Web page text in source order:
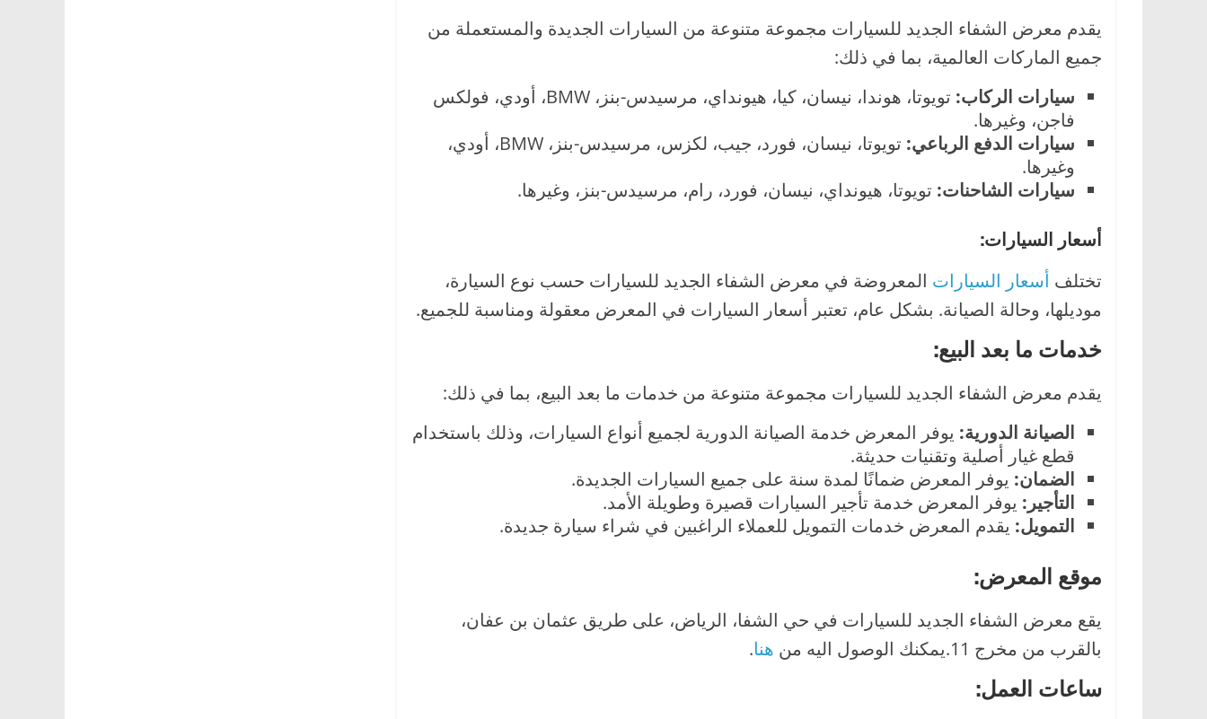
يقدم معرض الشفاء الجديد للسيارات مجموعة متنوعة من السيارات الجديدة والمستعملة من
جميع الماركات العالمية، بما في ذلك:
سيارات الركاب:
تويوتا، هوندا، نيسان، كيا، هيونداي، مرسيدس-بنز، BMW، أودي، فولكس
فاجن، وغيرها.
سيارات الدفع الرباعي:
تويوتا، نيسان، فورد، جيب، لكزس، مرسيدس-بنز، BMW، أودي،
وغيرها.
سيارات الشاحنات: تويوتا، هيونداي، نيسان، فورد، رام، مرسيدس-بنز، وغيرها.
أسعار السيارات:
تختلف أسعار السيارات المعروضة في معرض الشفاء الجديد للسيارات حسب نوع السيارة،
موديلها، وحالة الصيانة. بشكل عام، تعتبر أسعار السيارات في المعرض معقولة ومناسبة للجميع.
خدمات ما بعد البيع:
يقدم معرض الشفاء الجديد للسيارات مجموعة متنوعة من خدمات ما بعد البيع، بما في ذلك:
الصيانة الدورية: يوفر المعرض خدمة الصيانة الدورية لجميع أنواع السيارات، وذلك باستخدام
قطع غيار أصلية وتقنيات حديثة.
الضمان: يوفر المعرض ضمانًا لمدة سنة على جميع السيارات الجديدة.
التأجير: يوفر المعرض خدمة تأجير السيارات قصيرة وطويلة الأمد.
التمويل: يقدم المعرض خدمات التمويل للعملاء الراغبين في شراء سيارة جديدة.
موقع المعرض:
يقع معرض الشفاء الجديد للسيارات في حي الشفا، الرياض، على طريق عثمان بن عفان،
بالقرب من مخرج 11.يمكنك الوصول اليه من
هنا.
ساعات العمل: